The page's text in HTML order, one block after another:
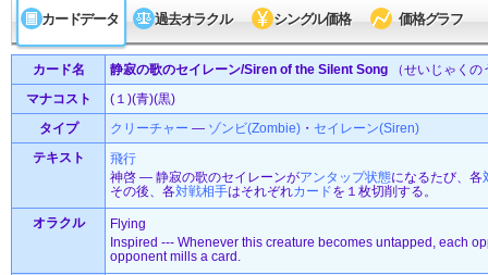
カードデータ 過去オラクル シングル価格 価格グラフ
カード名 静寂の歌のセイレーン/Siren of the Silent Song （せいじゃく
マナコスト
(１)(青)(黒)
タイプ
クリーチャー — ゾンビ(Zombie) ・ セイレーン(Siren)
テキスト
飛行
神啓 ― 静寂の歌のセイレーンがアンタップ状態になるたび、各
その後、各対戦相手はそれぞれカードを１枚切削する。
オラクル
Flying
Inspired --- Whenever this creature becomes untapped, each
opponent mills a card.